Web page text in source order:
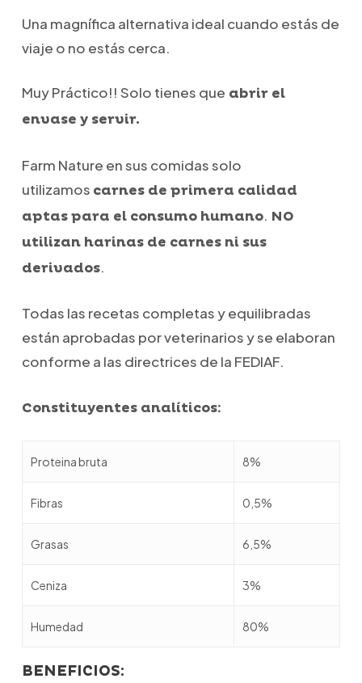
Una magnífica alternativa ideal cuando estás de
viaje o no estás cerca.
Muy Práctico!! Solo tienes que abrir el
envase y servir.
Farm Nature en sus comidas solo
utilizamos carnes de primera calidad
aptas para el consumo humano. NO
utilizan harinas de carnes ni sus
derivados.
Todas las recetas completas y equilibradas
están aprobadas por veterinarios y se elaboran
conforme a las directrices de la FEDIAF.
Constituyentes analíticos:
Proteina bruta 8%
Fibras 0,5%
Grasas 6,5%
Ceniza 3%
Humedad 80%
BENEFICIOS: